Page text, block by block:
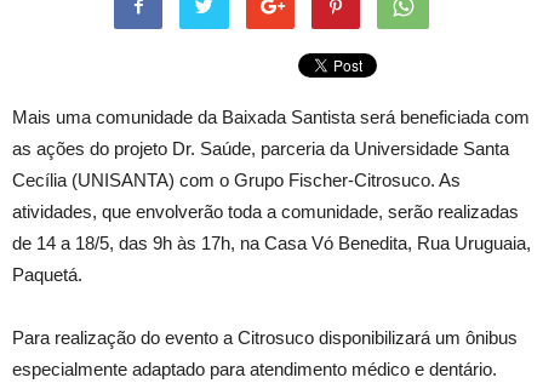
Mais uma comunidade da Baixada Santista será beneficiada com
as ações do projeto Dr. Saúde, parceria da Universidade Santa
Cecília (UNISANTA) com o Grupo Fischer-Citrosuco. As
atividades, que envolverão toda a comunidade, serão realizadas
de 14 a 18/5, das 9h às 17h, na Casa Vó Benedita, Rua Uruguaia,
Paquetá.
Para realização do evento a Citrosuco disponibilizará um ônibus
especialmente adaptado para atendimento médico e dentário.